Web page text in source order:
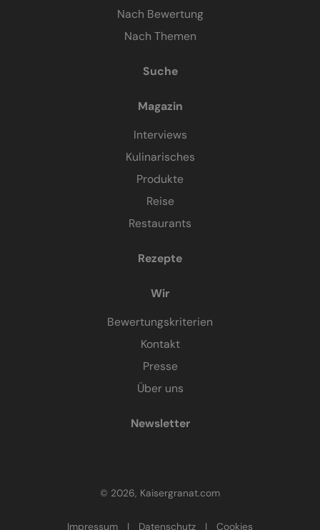
Nach Bewertung
Nach Themen
Suche
Magazin
Interviews
Kulinarisches
Produkte
Reise
Restaurants
Rezepte
Wir
Bewertungskriterien
Kontakt
Presse
Über uns
Newsletter
© 2026, Kaisergranat.com
Impressum | Datenschutz | Cookies